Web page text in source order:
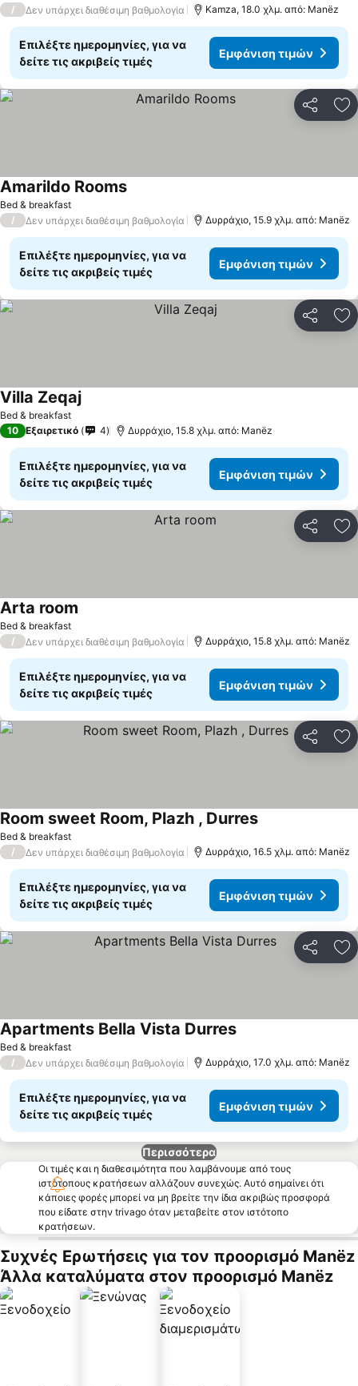
/ Δεν υπάρχει διαθέσιμη βαθμολογία Kamza, 18.0 χλμ. από: Manëz
Επιλέξτε ημερομηνίες, για να
δείτε τις ακριβείς τιμές
Εμφάνιση τιμών
Bed & breakfast
Amarildo RoomsΕμφάνιση τιμών
/ Δεν υπάρχει διαθέσιμη βαθμολογία Δυρράχιο, 15.9 χλμ. από: Manëz
Επιλέξτε ημερομηνίες, για να
δείτε τις ακριβείς τιμές
Εμφάνιση τιμών
Bed & breakfast
Villa ZeqajΕμφάνιση τιμών
10 Εξαιρετικό 4 Δυρράχιο, 15.8 χλμ. από: Manëz
Επιλέξτε ημερομηνίες, για να
δείτε τις ακριβείς τιμές
Εμφάνιση τιμών
Bed & breakfast
Arta room
/ Δεν υπάρχει διαθέσιμη βαθμολογία Δυρράχιο, 15.8 χλμ. από: Manëz
Επιλέξτε ημερομηνίες, για να
δείτε τις ακριβείς τιμές
Εμφάνιση τιμών
Bed & breakfast
Room sweet Room, Plazh , DurresΕμφάνιση τιμών
/ Δεν υπάρχει διαθέσιμη βαθμολογία Δυρράχιο, 16.5 χλμ. από: Manëz
Επιλέξτε ημερομηνίες, για να
δείτε τις ακριβείς τιμές
Εμφάνιση τιμών
Bed & breakfast
Apartments Bella Vista DurresΕμφάνιση τιμών
/ Δεν υπάρχει διαθέσιμη βαθμολογία Δυρράχιο, 17.0 χλμ. από: Manëz
Επιλέξτε ημερομηνίες, για να
δείτε τις ακριβείς τιμές
Εμφάνιση τιμών
Περισσότερα
Οι τιμές και η διαθεσιμότητα που λαμβάνουμε από τους
ιστότοπους κρατήσεων αλλάζουν συνεχώς. Αυτό σημαίνει ότι
κάποιες φορές μπορεί να μη βρείτε την ίδια ακριβώς προσφορά
που είδατε στην trivago όταν μεταβείτε στον ιστότοπο
κρατήσεων.
Συχνές Ερωτήσεις για τον προορισμό Manëz
Άλλα καταλύματα στον προορισμό Manëz